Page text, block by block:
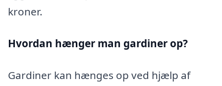
kroner.
Hvordan hænger man gardiner op?
Gardiner kan hænges op ved hjælp af